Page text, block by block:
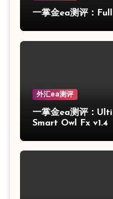
一掌金ea测评：
外汇ea测评
一掌金ea测评：
Smart Owl Fx v1.4